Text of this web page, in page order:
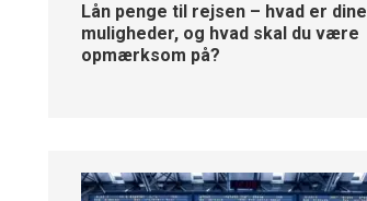
Lån penge til rejsen – hvad er dine
muligheder, og hvad skal du være
opmærksom på?